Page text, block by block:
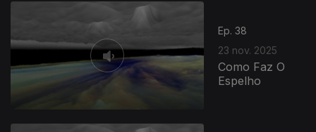
Ep. 38
23 nov. 2025
Como Faz O
Espelho